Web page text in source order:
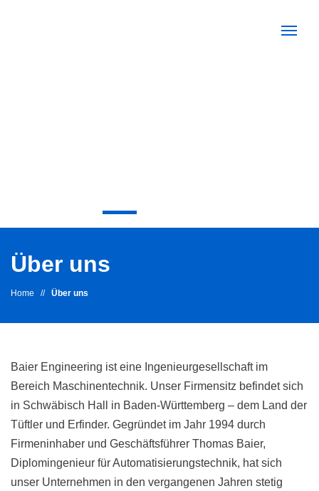
Über uns
Home // Über uns
Baier Engineering ist eine Ingenieurgesellschaft im
Bereich Maschinentechnik. Unser Firmensitz befindet sich
in Schwäbisch Hall in Baden-Württemberg – dem Land der
Tüftler und Erfinder. Gegründet im Jahr 1994 durch
Firmeninhaber und Geschäftsführer Thomas Baier,
Diplomingenieur für Automatisierungstechnik, hat sich
unser Unternehmen in den vergangenen Jahren stetig